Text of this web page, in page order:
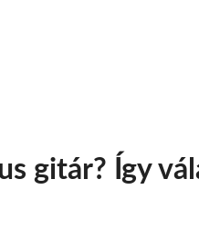
gitár? Így